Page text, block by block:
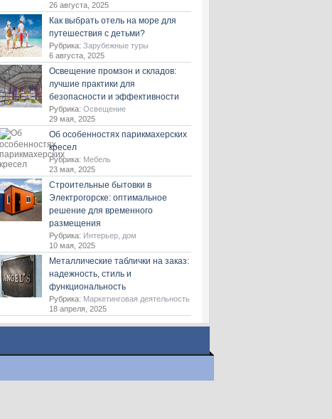
26 августа, 2025
Как выбрать отель на море для
путешествия с детьми?
Рубрика: Зарубежные туры
6 августа, 2025
Освещение промзон и складов:
лучшие практики для
безопасности и эффективности
Рубрика: Освещение
29 мая, 2025
Об особенностях парикмахерских
кресел
Рубрика: Мебель
23 мая, 2025
Строительные бытовки в
Электрогорске: оптимальное
решение для временного
размещения
Рубрика: Интерьер, дом
10 мая, 2025
Металлические таблички на заказ:
надежность, стиль и
функциональность
Рубрика: Маркетинговая деятельность
18 апреля, 2025